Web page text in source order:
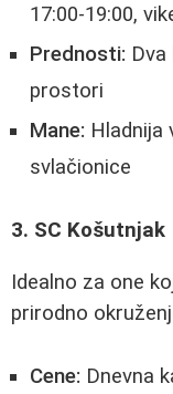
17:00-19:00,
Prednosti:
prostori
Mane: Hladnija
svlačionice
3. SC Košutnjak
Idealno za one
prirodno
Cene: Dnevna